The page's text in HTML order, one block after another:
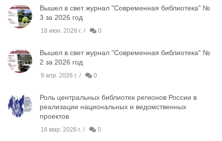
Вышел в свет журнал "Современная библиотека" №
3 за 2026 год
18 июн. 2026 г. 0
Вышел в свет журнал "Современная библиотека" №
2 за 2026 год
9 апр. 2026 г. 0
Роль центральных библиотек регионов России в
реализации национальных и ведомственных
проектов
16 мар. 2026 г. 0